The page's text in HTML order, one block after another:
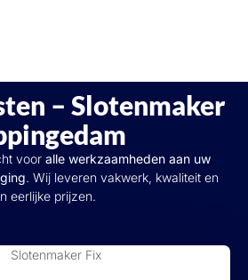
– Slotenmaker
voor alle werkzaamheden aan uw
. Wij leveren vakwerk, kwaliteit en
eerlijke prijzen.